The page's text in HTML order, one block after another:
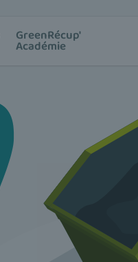
GreenRécup'
Académie